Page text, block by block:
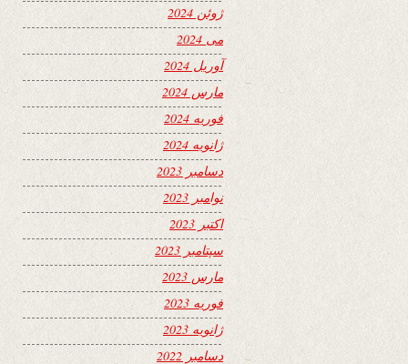
ژوئن 2024
می 2024
آوریل 2024
مارس 2024
فوریه 2024
ژانویه 2024
دسامبر 2023
نوامبر 2023
اکتبر 2023
سپتامبر 2023
مارس 2023
فوریه 2023
ژانویه 2023
دسامبر 2022